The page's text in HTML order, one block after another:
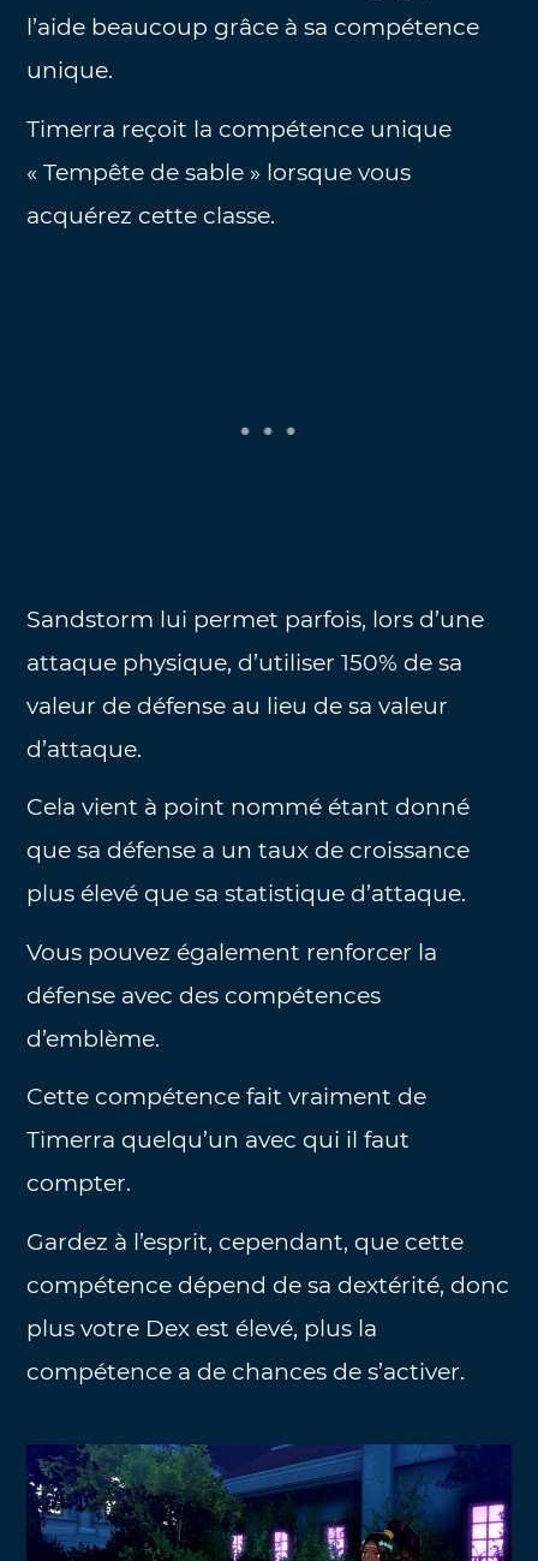
l’aide beaucoup grâce à sa compétence
unique.
Timerra reçoit la compétence unique
« Tempête de sable » lorsque vous
acquérez cette classe.
Sandstorm lui permet parfois, lors d’une
attaque physique, d’utiliser 150% de sa
valeur de défense au lieu de sa valeur
d’attaque.
Cela vient à point nommé étant donné
que sa défense a un taux de croissance
plus élevé que sa statistique d’attaque.
Vous pouvez également renforcer la
défense avec des compétences
d’emblème.
Cette compétence fait vraiment de
Timerra quelqu’un avec qui il faut
compter.
Gardez à l’esprit, cependant, que cette
compétence dépend de sa dextérité, donc
plus votre Dex est élevé, plus la
compétence a de chances de s’activer.